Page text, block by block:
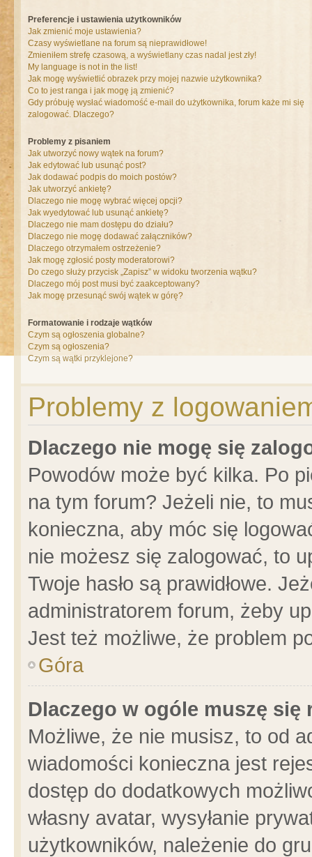
Preferencje i ustawienia użytkowników
Jak zmienić moje ustawienia?
Czasy wyświetlane na forum są nieprawidłowe!
Zmieniłem strefę czasową, a wyświetlany czas nadal jest zły!
My language is not in the list!
Jak mogę wyświetlić obrazek przy mojej nazwie użytkownika?
Co to jest ranga i jak mogę ją zmienić?
Gdy próbuję wysłać wiadomość e-mail do użytkownika, forum każe mi się
zalogować. Dlaczego?
Problemy z pisaniem
Jak utworzyć nowy wątek na forum?
Jak edytować lub usunąć post?
Jak dodawać podpis do moich postów?
Jak utworzyć ankietę?
Dlaczego nie mogę wybrać więcej opcji?
Jak wyedytować lub usunąć ankietę?
Dlaczego nie mam dostępu do działu?
Dlaczego nie mogę dodawać załączników?
Dlaczego otrzymałem ostrzeżenie?
Jak mogę zgłosić posty moderatorowi?
Do czego służy przycisk „Zapisz” w widoku tworzenia wątku?
Dlaczego mój post musi być zaakceptowany?
Jak mogę przesunąć swój wątek w górę?
Formatowanie i rodzaje wątków
Czym są ogłoszenia globalne?
Czym są ogłoszenia?
Czym są wątki przyklejone?
Problemy z
Dlaczego nie mogę się
Powodów może być kilka. Po
na tym forum? Jeżeli nie, to
konieczna, aby móc się
nie możesz się zalogować, to
Twoje hasło są prawidłowe.
administratorem forum, żeby
Jest też możliwe, że problem
Góra
Dlaczego w ogóle muszę się
Możliwe, że nie musisz, to od
wiadomości konieczna jest
dostęp do dodatkowych
własny avatar, wysyłanie
użytkowników, należenie do